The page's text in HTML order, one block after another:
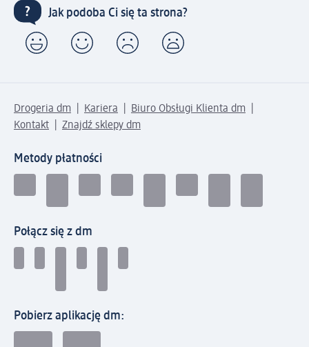
Jak podoba Ci się ta strona?
Drogeria dm Kariera
Biuro Obsługi Klienta dm
Kontakt
Znajdź sklepy dm
Metody płatności
Połącz się z dm
Pobierz aplikację dm: